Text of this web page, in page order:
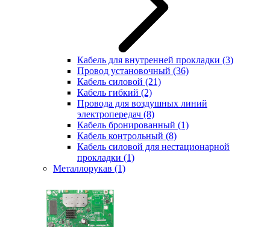
Кабель для внутренней прокладки (3)
Провод установочный (36)
Кабель силовой (21)
Кабель гибкий (2)
Провода для воздушных линий
электропередач (8)
Кабель бронированный (1)
Кабель контрольный (8)
Кабель силовой для нестационарной
прокладки (1)
Металлорукав (1)